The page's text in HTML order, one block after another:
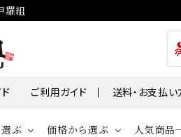
羅組
ご利用ガイド 送料・お支払い
ぶ 価格から選ぶ 人気商品